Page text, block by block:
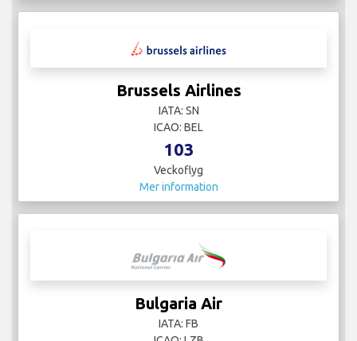
Brussels Airlines
IATA: SN
ICAO: BEL
103
Veckoflyg
Mer information
Bulgaria Air
IATA: FB